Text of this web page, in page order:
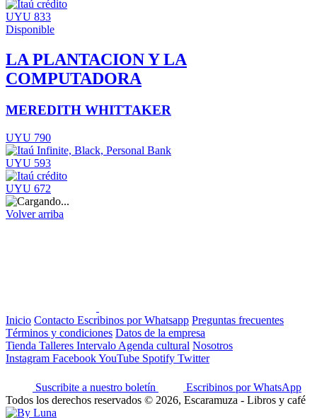
UYU 833
Disponible
LA PLANTACION Y LA
COMPUTADORA
MEREDITH WHITTAKER
UYU 790
UYU 593
UYU 672
Volver arriba
Inicio Contacto Escribinos por Whatsapp Preguntas frecuentes
Términos y condiciones Datos de la empresa
Tienda Talleres Intervalo Agenda cultural Nosotros
Instagram FacebookYouTube Spotify Twitter
Suscribite a nuestro boletín
Escribinos por WhatsApp
Todos los derechos reservados © 2026, Escaramuza - Libros y café